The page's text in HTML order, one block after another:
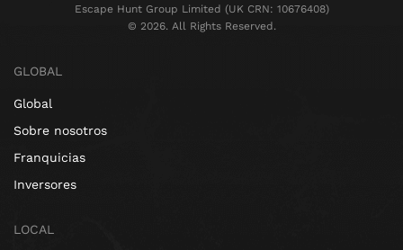
Escape Hunt Group Limited (UK CRN: 10676408)
©️ 2026. All Rights Reserved.
GLOBAL
Global
Sobre nosotros
Franquicias
Inversores
LOCAL